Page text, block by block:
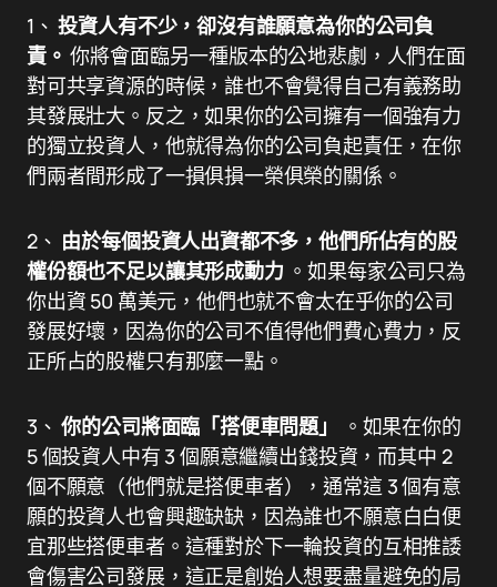
1、 投資人有不少，卻沒有誰願意為你的公司負
責。 你將會面臨另一種版本的公地悲劇，人們在面
對可共享資源的時候，誰也不會覺得自己有義務助
其發展壯大。反之，如果你的公司擁有一個強有力
的獨立投資人，他就得為你的公司負起責任，在你
們兩者間形成了一損俱損一榮俱榮的關係。
2、 由於每個投資人出資都不多，他們所佔有的股
權份額也不足以讓其形成動力 。如果每家公司只為
你出資 50 萬美元，他們也就不會太在乎你的公司
發展好壞，因為你的公司不值得他們費心費力，反
正所占的股權只有那麼一點。
3、 你的公司將面臨「搭便車問題」
。如果在你的
5 個投資人中有 3 個願意繼續出錢投資，而其中 2
個不願意（他們就是搭便車者），通常這 3 個有意
願的投資人也會興趣缺缺，因為誰也不願意白白便
宜那些搭便車者。這種對於下一輪投資的互相推諉
會傷害公司發展，這正是創始人想要盡量避免的局